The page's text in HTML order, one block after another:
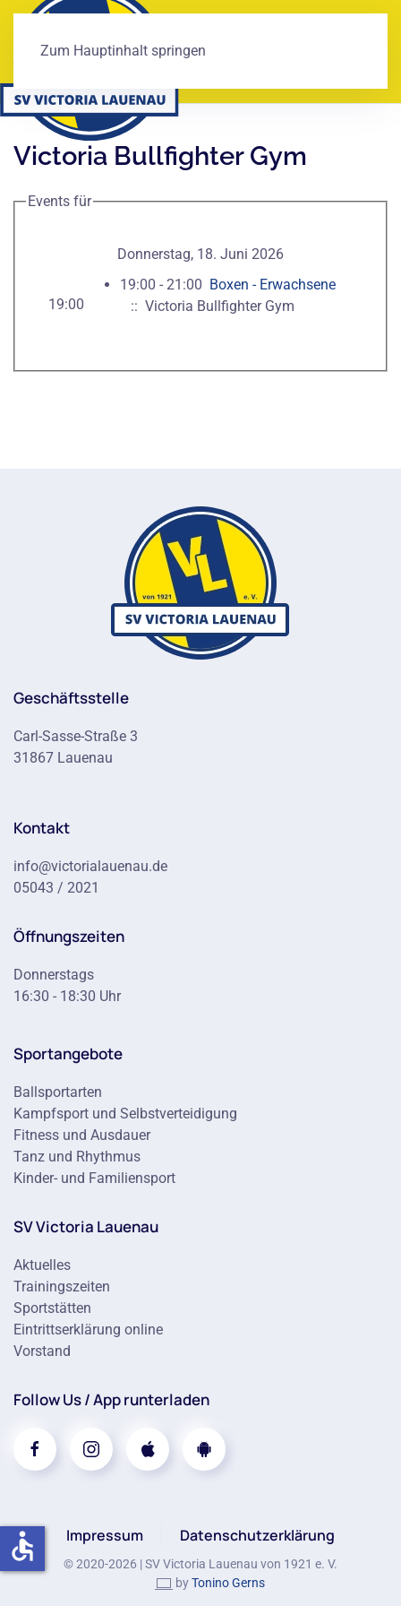
Zum Hauptinhalt springen
Victoria Bullfighter Gym
Events für
Donnerstag, 18. Juni 2026
19:00
19:00 - 21:00 Boxen - Erwachsene
:: Victoria Bullfighter Gym
Geschäftsstelle
Carl-Sasse-Straße 3
31867 Lauenau
Kontakt
info@victorialauenau.de
05043 / 2021
Öffnungszeiten
Donnerstags
16:30 - 18:30 Uhr
Sportangebote
Ballsportarten
Kampfsport und Selbstverteidigung
Fitness und Ausdauer
Tanz und Rhythmus
Kinder- und Familiensport
SV Victoria Lauenau
Aktuelles
Trainingszeiten
Sportstätten
Eintrittserklärung online
Vorstand
Follow Us / App runterladen
Impressum Datenschutzerklärung
© 2020-2026 | SV Victoria Lauenau von 1921 e. V.
byTonino Gerns
accessible